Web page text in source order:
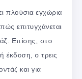
πλούσια εγχώρια
επιτυγχάνεται
Επίσης, στο
έκδοση, ο τρεις
και για